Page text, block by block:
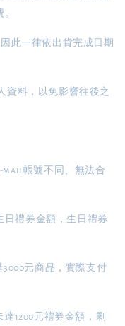
此一律依出貨完成日期
資料，以免影響往後之
mail帳號不同、無法合
日禮券金額，生日禮券
元商品，實際支付
1200元禮券金額，剩